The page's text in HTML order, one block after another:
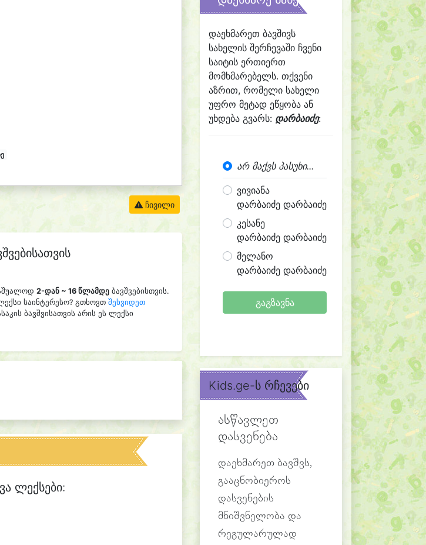
ჩივილი
2-დან ~ 16 წლამდე ბავშვებისთვის.
საინტერესო? გთხოვთ შეხვიდეთ
ბავშვისათვის არის ეს ლექსი
ლექსები:
დაეხმარეთ ბავშივს
სახელის შერჩევაში ჩვენი
საიტის ერთიერთ
მომხმარებელს. თქვენი
აზრით, რომელი სახელი
უფრო მეტად ეწყობა ან
უხდება გვარს: დარბაიძე:
არ მაქვს პასუხი...
ვივიანა
დარბაიძე დარბაიძე
კესანე
დარბაიძე დარბაიძე
მელანო
დარბაიძე დარბაიძე
გაგზავნა
Kids.ge-ს რჩევები
ასწავლეთ
დასვენება
დაეხმარეთ ბავშვს,
გააცნობიეროს
დასვენების
მნიშვნელობა და
რეგულარულად